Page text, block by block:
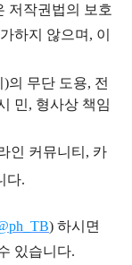
저작권법의 보호
하지 않으며, 이
의 무단 도용, 전
민, 형사상 책임
인 커뮤니티, 카
다.
) 하시면
있습니다.